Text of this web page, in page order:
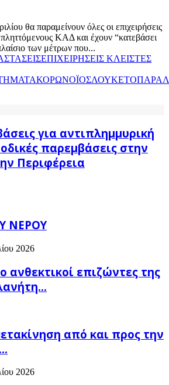
θα παραμείνουν όλες οι επιχειρήσεις
ΚΑΔ και έχουν “κατεβάσει
των μέτρων που...
ΕΠΙΧΕΙΡΗΣΕΙΣ ΚΛΕΙΣΤΕΣ
ΚΟΡΩΝΟΪΟΣΛΟΥΚΕΤΟ
για αντιπλημμυρική
παρεμβάσεις στην
Περιφέρεια
ΝΕΡΟΥ
2026
ανθεκτικοί επιζώντες της
από και προς την
2026